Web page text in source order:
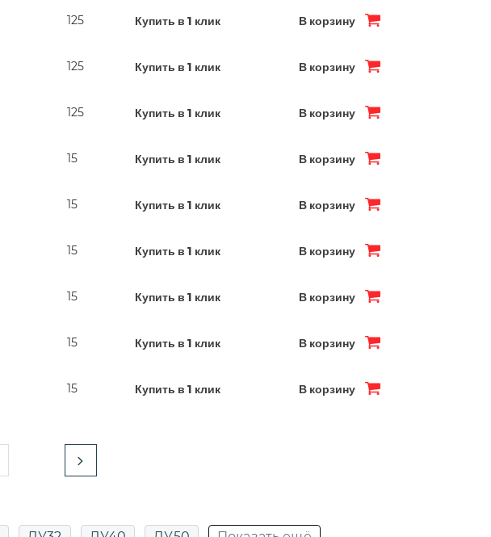
125 Купить в 1 клик В корзину
125 Купить в 1 клик В корзину
125 Купить в 1 клик В корзину
15 Купить в 1 клик В корзину
15 Купить в 1 клик В корзину
15 Купить в 1 клик В корзину
15 Купить в 1 клик В корзину
15 Купить в 1 клик В корзину
15 Купить в 1 клик В корзину